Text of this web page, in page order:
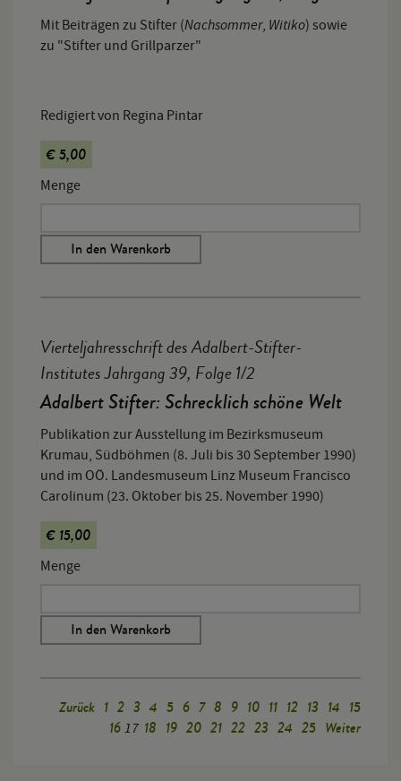
Mit Beiträgen zu Stifter (Nachsommer, Witiko) sowie
zu "Stifter und Grillparzer"
Redigiert von Regina Pintar
€ 5,00
Menge
In den Warenkorb
Vierteljahresschrift des Adalbert-Stifter-
Institutes Jahrgang 39, Folge 1/2
Adalbert Stifter: Schrecklich schöne Welt
Publikation zur Ausstellung im Bezirksmuseum
Krumau, Südböhmen (8. Juli bis 30 September 1990)
und im OÖ. Landesmuseum Linz Museum Francisco
Carolinum (23. Oktober bis 25. November 1990)
€ 15,00
Menge
In den Warenkorb
Zurück 1 2 3 4 5 6 7 8 9 10 11 12 13 14 15
1617 18 19 20 21 22 23 24 25 Weiter